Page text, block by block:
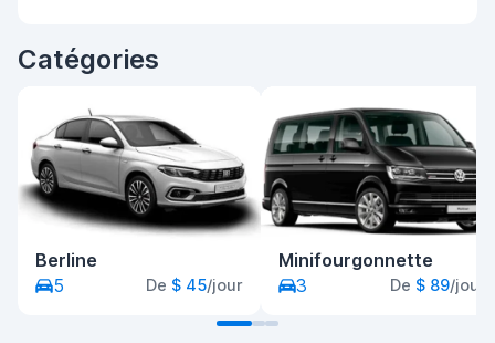
Catégories
Berline
5
De $ 45/jour
Minifourgonnette
3
De $ 89/jour